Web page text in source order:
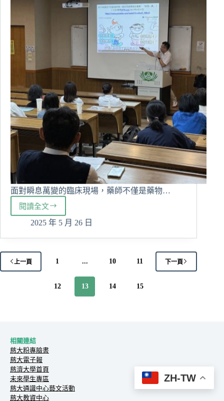
自
信
發
表
研
究
成
果
面對瞬息萬變的臨床現場，藥師不僅是藥物…
閱讀全文
從
心
發
—
床
手
花
蓮
慈
院
藥
2025 年 5 月 26 日
上一頁 1 ... 10 11
12 13 14 15
下一頁
相關連結
慈大粉專臉書
慈大電子報
慈濟大學首頁
未來學生專區
慈大通識中心藝文活動
慈大教資中心
ZH-TW